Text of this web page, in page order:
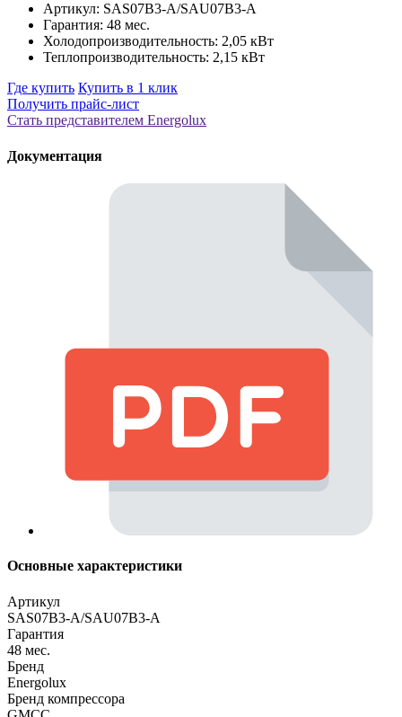
Артикул: SAS07B3-A/SAU07B3-A
Гарантия: 48 мес.
Холодопроизводительность: 2,05 кВт
Теплопроизводительность: 2,15 кВт
Где купить Купить в 1 клик
Получить прайс-лист
Стать представителем Еnergolux
Документация
Основные характеристики
Артикул
SAS07B3-A/SAU07B3-A
Гарантия
48 мес.
Бренд
Energolux
Бренд компрессора